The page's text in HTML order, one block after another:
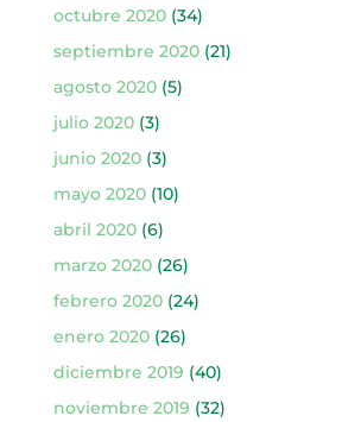
octubre 2020(34)
septiembre 2020(21)
agosto 2020(5)
julio 2020(3)
junio 2020(3)
mayo 2020(10)
abril 2020(6)
marzo 2020(26)
febrero 2020(24)
enero 2020(26)
diciembre 2019 (40)
noviembre 2019 (32)